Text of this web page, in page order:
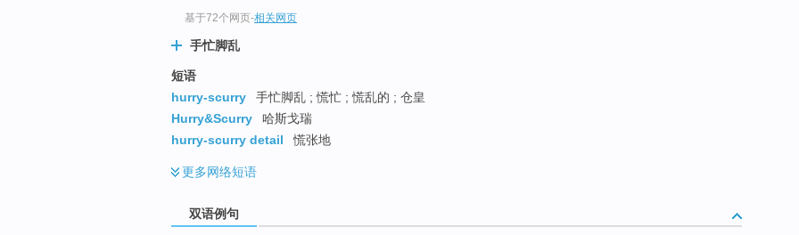
基于72个网页-相关网页
手忙脚乱
短语
hurry-scurry
手忙脚乱 ; 慌忙 ; 慌乱的 ; 仓皇
Hurry&Scurry
哈斯戈瑞
hurry-scurry detail
慌张地
更多网络短语
双语例句